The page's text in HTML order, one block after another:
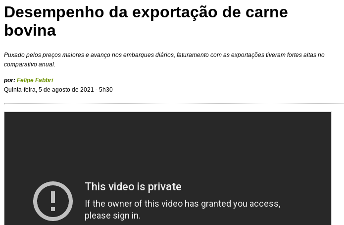
Desempenho da exportação de carne
bovina
Puxado pelos preços maiores e avanço nos embarques diários, faturamento com as exportações tiveram fortes altas no
comparativo anual.
por: Felipe Fabbri
Quinta-feira, 5 de agosto de 2021 - 5h30